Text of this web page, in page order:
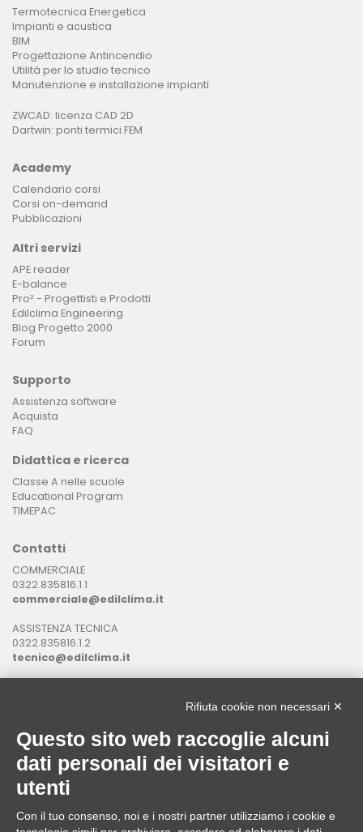
Termotecnica Energetica
Impianti e acustica
BIM
Progettazione Antincendio
Utilità per lo studio tecnico
Manutenzione e installazione impianti
ZWCAD: licenza CAD 2D
Dartwin: ponti termici FEM
Academy
Calendario corsi
Corsi on-demand
Pubblicazioni
Altri servizi
APE reader
E-balance
Pro² - Progettisti e Prodotti
Edilclima Engineering
Blog Progetto 2000
Forum
Supporto
Assistenza software
Acquista
FAQ
Didattica e ricerca
Classe A nelle scuole
Educational Program
TIMEPAC
Contatti
COMMERCIALE
0322.835816.1.1
commerciale@edilclima.it
ASSISTENZA TECNICA
0322.835816.1.2
tecnico@edilclima.it
Download
Application Manager
Brochure
ASSISTENZA REMOTA
Rifiuta cookie non necessari ✕
Questo sito web raccoglie alcuni
dati personali dei visitatori e
utenti
Con il tuo consenso, noi e i nostri partner utilizziamo i cookie e